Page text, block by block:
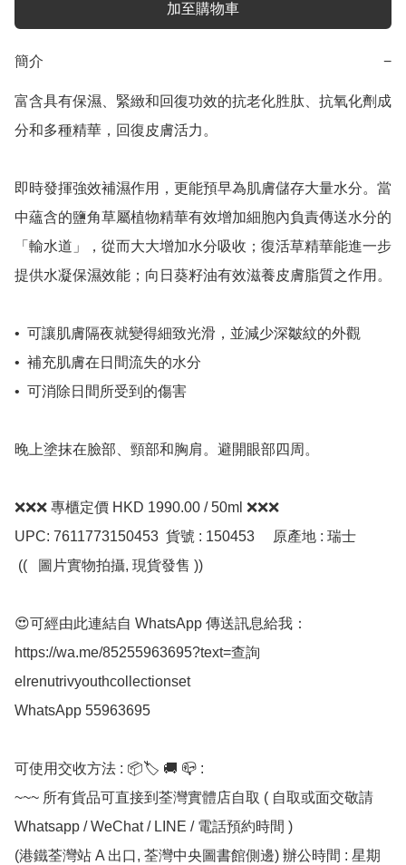
加至購物車
簡介 −
富含具有保濕、緊緻和回復功效的抗老化胜肽、抗氧化劑成
分和多種精華，回復皮膚活力。
即時發揮強效補濕作用，更能預早為肌膚儲存大量水分。當
中蘊含的鹽角草屬植物精華有效增加細胞內負責傳送水分的
「輸水道」，從而大大增加水分吸收；復活草精華能進一步
提供水凝保濕效能；向日葵籽油有效滋養皮膚脂質之作用。
•  可讓肌膚隔夜就變得細致光滑，並減少深皺紋的外觀
•  補充肌膚在日間流失的水分
•  可消除日間所受到的傷害
晚上塗抹在臉部、頸部和胸肩。避開眼部四周。
❌❌❌ 專櫃定價 HKD 1990.00 / 50ml ❌❌❌
UPC: 7611773150453  貨號 : 150453     原產地 : 瑞士
😍可經由此連結自 WhatsApp 傳送訊息給我：
https://wa.me/85255963695?text=查詢
elrenutrivyouthcollectionset
WhatsApp 55963695
可使用交收方法 : 📦🏷 🚚 📪 :
~~~ 所有貨品可直接到荃灣實體店自取 ( 自取或面交敬請
Whatsapp / WeChat / LINE / 電話預約時間 )
(港鐵荃灣站 A 出口, 荃灣中央圖書館側邊) 辦公時間 : 星期